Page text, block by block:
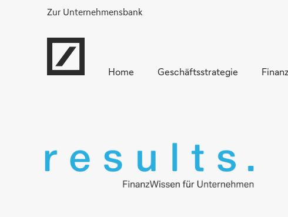
Zur Unternehmensbank
Home Geschäftsstrategie